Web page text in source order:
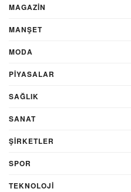
MAGAZİN
MANŞET
MODA
PİYASALAR
SAĞLIK
SANAT
ŞIRKETLER
SPOR
TEKNOLOJİ